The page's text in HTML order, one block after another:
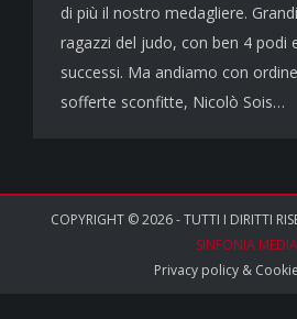
di più il nostro medagliere.
ragazzi del judo, con ben 4 podi
successi. Ma andiamo con
sofferte sconfitte, Nicolò Sois…
COPYRIGHT © 2026 - TUTTI I DIRITTI
SINFONIA MEDIA
Privacy policy&